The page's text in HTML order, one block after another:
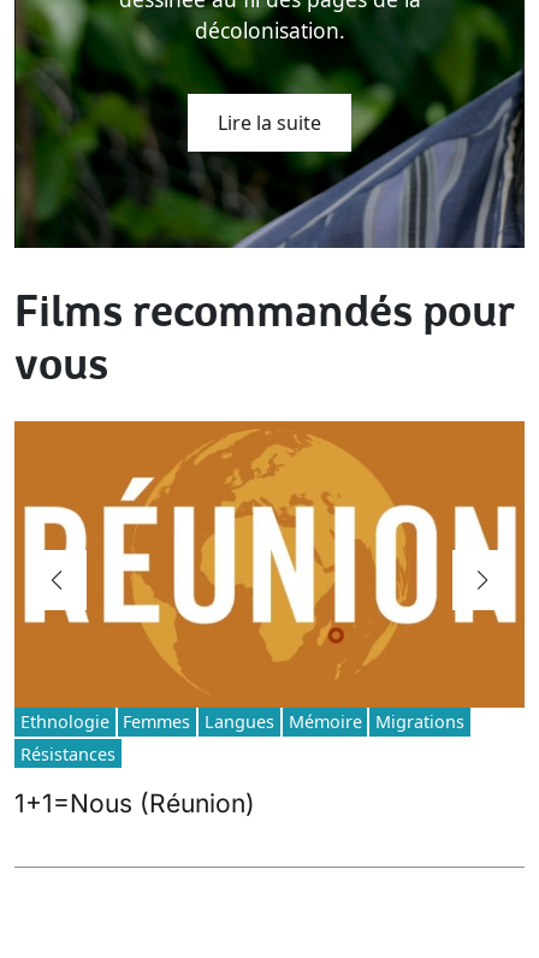
décolonisation.
Lire la suite
Films recommandés pour
vous
Ethnologie Femmes Langues Mémoire
Migrations
Résistances
1+1=Nous (Réunion)